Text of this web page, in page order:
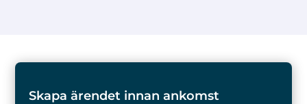
Skapa ärendet innan ankomst